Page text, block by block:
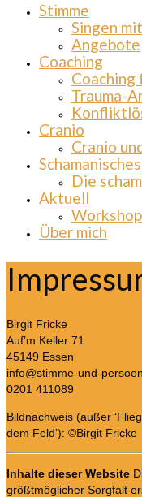
Stimme
Singen
Angebote
Coaching
Trauma-
Cranio
Cranio
Schamanisches
Die
Aktuell
Über mich
Birgit Fricke
Auf’m Keller 71
45149 Essen
info@stimme-und-
0201 411089
Bildnachweis (außer
dem Feld’): ©Birgit Fricke
Inhalte dieser Website
größtmöglicher Sorgfalt